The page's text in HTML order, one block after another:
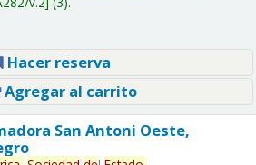
Hacer reserva
Agregar al carrito
San Antoni Oeste,